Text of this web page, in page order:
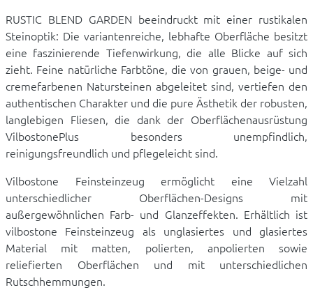
RUSTIC BLEND GARDEN beeindruckt mit einer rustikalen
Steinoptik: Die variantenreiche, lebhafte Oberfläche besitzt
eine faszinierende Tiefenwirkung, die alle Blicke auf sich
zieht. Feine natürliche Farbtöne, die von grauen, beige- und
cremefarbenen Natursteinen abgeleitet sind, vertiefen den
authentischen Charakter und die pure Ästhetik der robusten,
langlebigen Fliesen, die dank der Oberflächenausrüstung
VilbostonePlus besonders unempfindlich,
reinigungsfreundlich und pflegeleicht sind.
Vilbostone Feinsteinzeug ermöglicht eine Vielzahl
unterschiedlicher Oberflächen-Designs mit
außergewöhnlichen Farb- und Glanzeffekten. Erhältlich ist
vilbostone Feinsteinzeug als unglasiertes und glasiertes
Material mit matten, polierten, anpolierten sowie
reliefierten Oberflächen und mit unterschiedlichen
Rutschhemmungen.